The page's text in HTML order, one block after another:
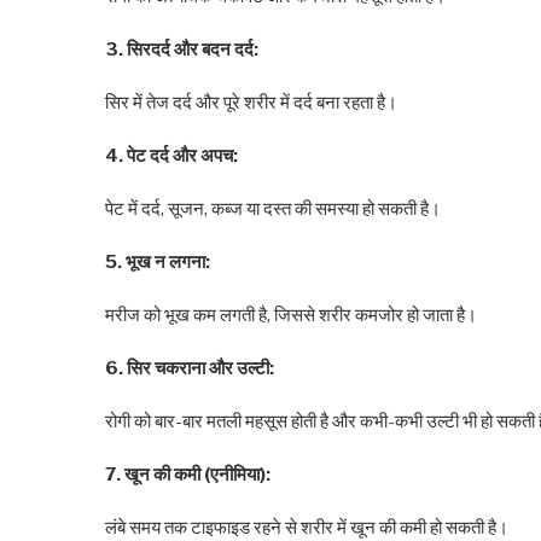
3. सिरदर्द और बदन दर्द:
सिर में तेज दर्द और पूरे शरीर में दर्द बना रहता है।
4. पेट दर्द और अपच:
पेट में दर्द, सूजन, कब्ज या दस्त की समस्या हो सकती है।
5. भूख न लगना:
मरीज को भूख कम लगती है, जिससे शरीर कमजोर हो जाता है।
6. सिर चकराना और उल्टी:
रोगी को बार-बार मतली महसूस होती है और कभी-कभी उल्टी भी हो
7. खून की कमी (एनीमिया):
लंबे समय तक टाइफाइड रहने से शरीर में खून की कमी हो सकती है।